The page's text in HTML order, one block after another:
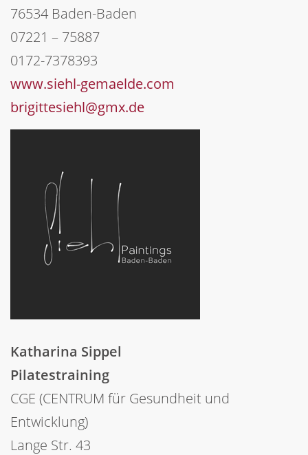
76534 Baden-Baden
07221 – 75887
0172-7378393
www.siehl-gemaelde.com
brigittesiehl@gmx.de
Katharina Sippel
Pilatestraining
CGE (CENTRUM für Gesundheit und
Entwicklung)
Lange Str. 43